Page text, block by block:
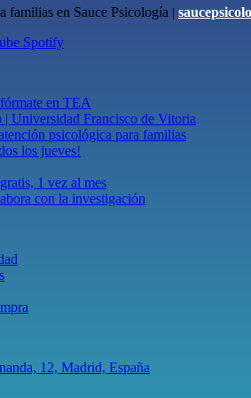
familias en Sauce Psicología |
Spotify
en TEA
| Universidad Francisco de Vitoria
psicológica para familias
los jueves!
1 vez al mes
con la investigación
12, Madrid, España